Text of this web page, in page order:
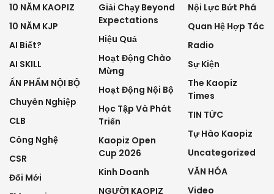
10 NĂM KAOPIZ
10 NĂM KJP
AI Biết?
AI SKILL
ẤN PHẨM NỘI BỘ
Chuyên Nghiệp
CLB
Công Nghệ
CSR
Đổi Mới
Giải Chạy Beyond
Expectations
Hiệu Quả
Hoạt Động Chào
Mừng
Hoạt Động Nội Bộ
Học Tập Và Phát
Triển
Kaopiz Open
Cup 2026
Kinh Doanh
NGƯỜI KAOPIZ
Nội Lực Bứt Phá
Quan Hệ Hợp Tác
Radio
Sự Kiện
The Kaopiz
Times
TIN TỨC
Tự Hào Kaopiz
Uncategorized
VĂN HÓA
Video